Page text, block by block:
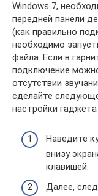
Windows 7,
передней панели
(как правильно
необходимо
файла. Если в
подключение
отсутствии
сделайте
настройки
Наведите
внизу
клавишей.
Далее,